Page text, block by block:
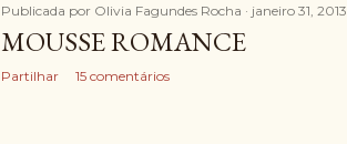
Publicada por Olivia Fagundes Rocha janeiro 31, 2013
MOUSSE ROMANCE
Partilhar 15 comentários